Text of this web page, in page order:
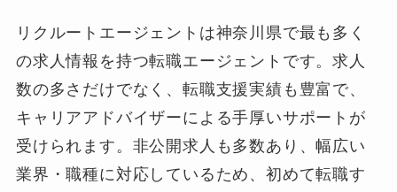
リクルートエージェントは神奈川県で最も多く
の求人情報を持つ転職エージェントです。求人
数の多さだけでなく、転職支援実績も豊富で、
キャリアアドバイザーによる手厚いサポートが
受けられます。非公開求人も多数あり、幅広い
業界・職種に対応しているため、初めて転職す